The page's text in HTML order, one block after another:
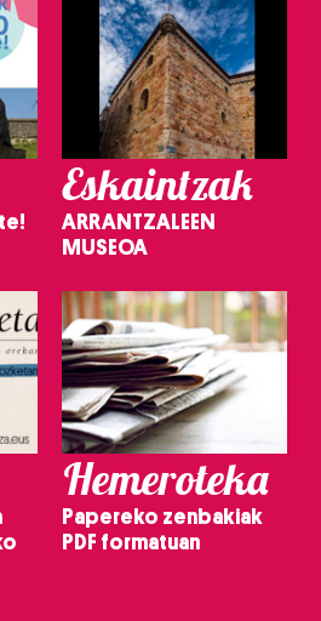
Eskaintzak
ARRANTZALEEN
MUSEOA
Hemeroteka
Papereko zenbakiak
PDF formatuan